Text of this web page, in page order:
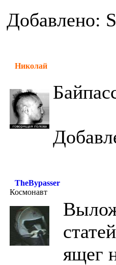
Добавлено:
Николай
TheBypasser
Космонавт
ящег